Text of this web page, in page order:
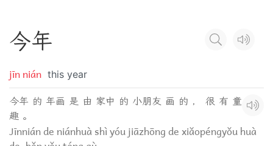
今年
jīn nián this year
今年 的 年画 是 由 家中 的 小朋友 画 的 ， 很 有 童
趣 。
Jīnnián de niánhuà shì yóu jiāzhōng de xiǎopéngyǒu huà